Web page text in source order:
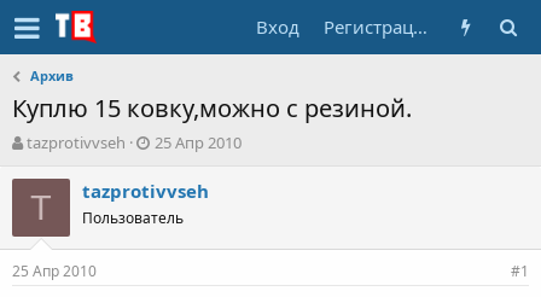
Вход Регистрация
Архив
Куплю 15 ковку,можно с резиной.
А
т
т
е
tazprotivvseh
Д
т
н
а
25 Апр 2010
T tazprotivvseh
Пользователь
25 Апр 2010 #1